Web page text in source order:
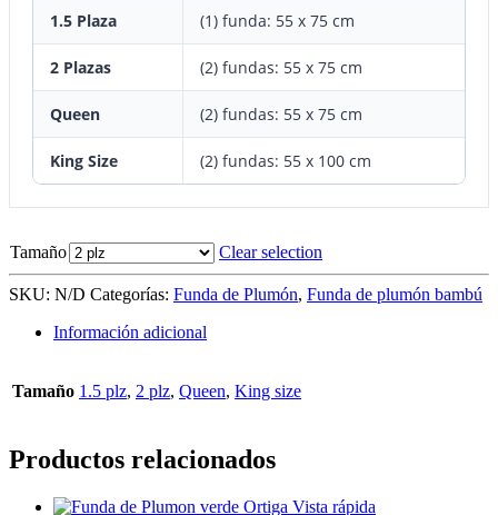
1.5 Plaza (1) funda: 55 x 75 cm
2 Plazas (2) fundas: 55 x 75 cm
Queen (2) fundas: 55 x 75 cm
King Size (2) fundas: 55 x 100 cm
Tamaño Clear selection
SKU: N/D Categorías: Funda de Plumón, Funda de plumón bambú
Información adicional
Tamaño 1.5 plz, 2 plz, Queen, King size
Productos relacionados
Vista rápida